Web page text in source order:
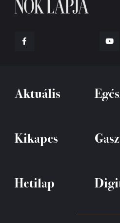
Aktuális
Kikapcs
Hetilap